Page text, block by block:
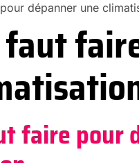
dépanner une
faut
faire pour